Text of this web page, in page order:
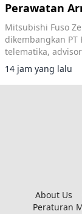
Perawatan
Mitsubishi Fuso
dikembangkan
telematika,
jaringan servis
niaga.
14 jam yang lalu
About Us
Peraturan